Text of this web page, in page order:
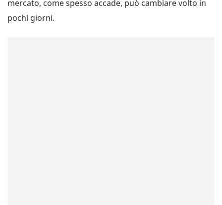
mercato, come spesso accade, può cambiare volto in
pochi giorni.